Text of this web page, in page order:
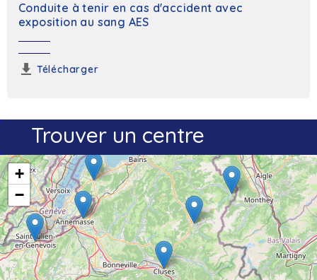
Conduite à tenir en cas d'accident avec
exposition au sang AES
Télécharger
Trouver un centre
+
−